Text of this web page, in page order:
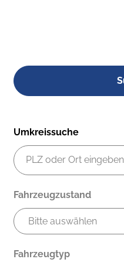
Umkreissuche
Fahrzeugzustand
Fahrzeugtyp